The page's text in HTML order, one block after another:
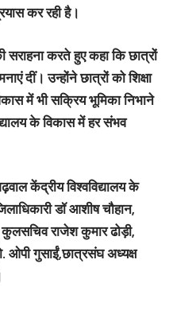
कर रही है।
सराहना करते हुए कहा कि छात्रों
दीं। उन्होंने छात्रों को शिक्षा
में भी सक्रिय भूमिका निभाने
के विकास में हर संभव
केंद्रीय विश्वविद्यालय के
डॉ आशीष चौहान,
कुलसचिव राजेश कुमार ढोड़ी,
ओपी गुसाईं,छात्रसंघ अध्यक्ष